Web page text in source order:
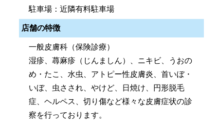
駐車場：近隣有料駐車場
店舗の特徴
一般皮膚科（保険診療）
湿疹、蕁麻疹（じんましん）、ニキビ、うおの
め・たこ、水虫、アトピー性皮膚炎、首いぼ・
いぼ、虫さされ、やけど、日焼け、円形脱毛
症、ヘルペス、切り傷など様々な皮膚症状の診
察を行っております。